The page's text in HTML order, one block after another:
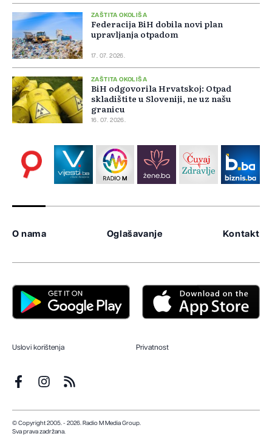
ZAŠTITA OKOLIŠA
Federacija BiH dobila novi plan
upravljanja otpadom
17. 07. 2026.
ZAŠTITA OKOLIŠA
BiH odgovorila Hrvatskoj: Otpad
skladištite u Sloveniji, ne uz našu
granicu
16. 07. 2026.
O nama Oglašavanje Kontakt
Uslovi korištenja Privatnost
© Copyright 2005. - 2026. Radio M Media Group.
Sva prava zadržana.